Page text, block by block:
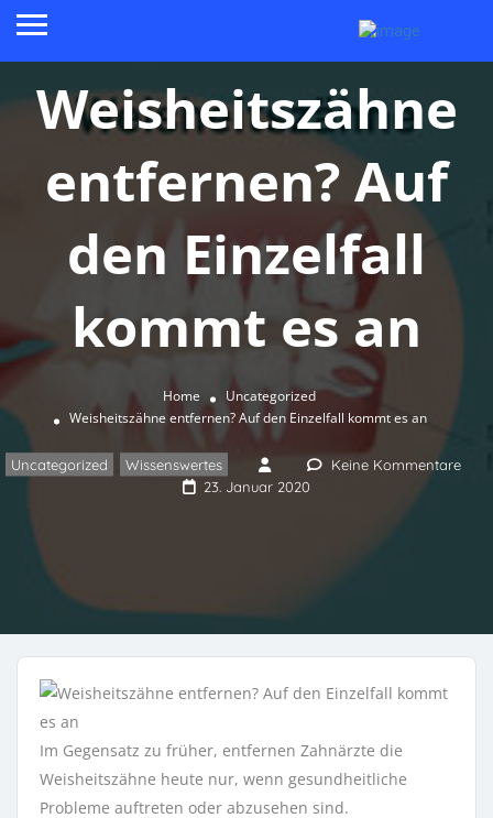
Weisheitszähne
entfernen? Auf
den Einzelfall
kommt es an
Home
Uncategorized
Weisheitszähne entfernen? Auf den Einzelfall kommt es an
Uncategorized Wissenswertes
Keine Kommentare
23. Januar 2020
Im Gegensatz zu früher, entfernen Zahnärzte die
Weisheitszähne heute nur, wenn gesundheitliche
Probleme auftreten oder abzusehen sind.